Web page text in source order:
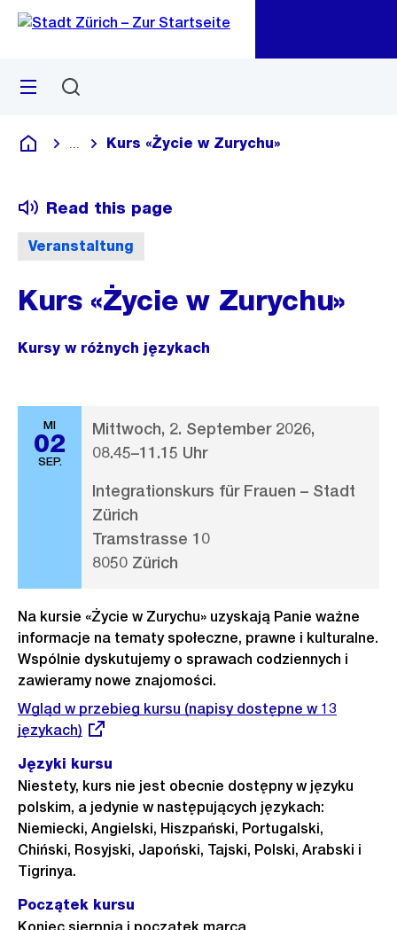
Navigation
Quick
Menü
Deutsch
Blende alle Breadcrumbs ein
Kurs «Życie w Zurychu»
Veranstaltung
Read this page
Kurs «Życie w Zurychu»
Kursy w różnych językach
MI
02
SEP.
Mittwoch, 2. September 2026,
08.45–11.15 Uhr
Integrationskurs für Frauen – Stadt
Zürich
Tramstrasse 10
8050 Zürich
Na kursie «Życie w Zurychu» uzyskają Panie ważne
informacje na tematy społeczne, prawne i kulturalne.
Wspólnie dyskutujemy o sprawach codziennych i
zawieramy nowe znajomości.
Externer
Link:
Wgląd w przebieg kursu (napisy dostępne w 13
językach)
Języki kursu
Niestety, kurs nie jest obecnie dostępny w języku
polskim, a jedynie w następujących językach:
Niemiecki, Angielski, Hiszpański, Portugalski,
Chiński, Rosyjski, Japoński, Tajski, Polski, Arabski i
Tigrinya.
Początek kursu